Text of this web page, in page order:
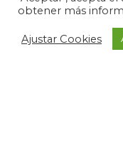
obtener más
Ajustar Cookies